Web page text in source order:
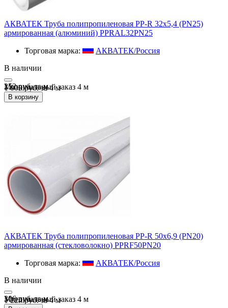
АКВАТЕК Труба полипропиленовая PP-R 32х5,4 (PN25)
армированная (алюминий) PPRAL32PN25
Торговая марка:
АКВАТЕК/Россия
В наличии
252 руб.зам
1 008 руб. за 4 м
Минимальный заказ 4 м
В корзину
АКВАТЕК Труба полипропиленовая PP-R 50х6,9 (PN20)
армированная (стекловолокно) PPRF50PN20
Торговая марка:
АКВАТЕК/Россия
В наличии
306 руб.зам
1 224 руб. за 4 м
Минимальный заказ 4 м